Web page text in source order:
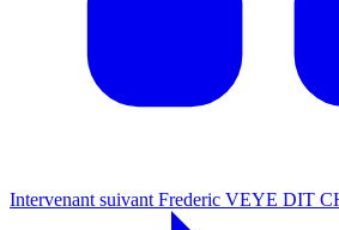
Intervenant suivantFrederic VEYE DIT